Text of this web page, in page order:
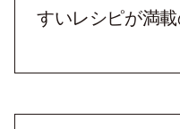
すいレシピが満載